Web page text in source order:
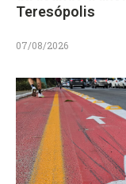
Teresópolis
07/08/2026